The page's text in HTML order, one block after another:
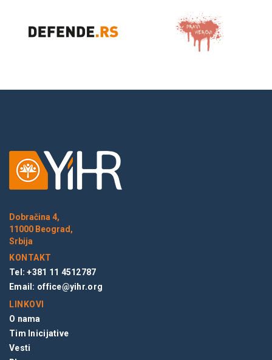
Dobračina 4,
11000 Beograd,
Srbija
KONTAKT
Tel: +381 11 4512787
Email: office@yihr.org
LINKOVI
O nama
Tim Inicijative
Vesti